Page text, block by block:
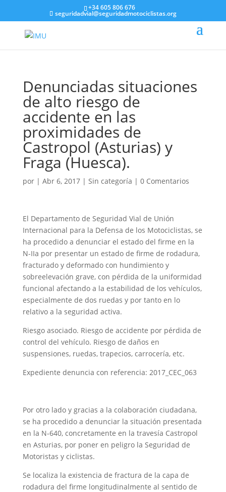
+34 605 806 676
seguridadvial@seguridadmotociclistas.org
Denunciadas situaciones
de alto riesgo de
accidente en las
proximidades de
Castropol (Asturias) y
Fraga (Huesca).
por | Abr 6, 2017| Sin categoría | 0 Comentarios
El Departamento de Seguridad Vial de Unión
Internacional para la Defensa de los Motociclistas, se
ha procedido a denunciar el estado del firme en la
N-IIa por presentar un estado de firme de rodadura,
fracturado y deformado con hundimiento y
sobreelevación grave, con pérdida de la uniformidad
funcional afectando a la estabilidad de los vehículos,
especialmente de dos ruedas y por tanto en lo
relativo a la seguridad activa.
Riesgo asociado. Riesgo de accidente por pérdida de
control del vehículo. Riesgo de daños en
suspensiones, ruedas, trapecios, carrocería, etc.
Expediente denuncia con referencia: 2017_CEC_063
Por otro lado y gracias a la colaboración ciudadana,
se ha procedido a denunciar la situación presentada
en la N-640, concretamente en la travesía Castropol
en Asturias, por poner en peligro la Seguridad de
Motoristas y ciclistas.
Se localiza la existencia de fractura de la capa de
rodadura del firme longitudinalmente al sentido de